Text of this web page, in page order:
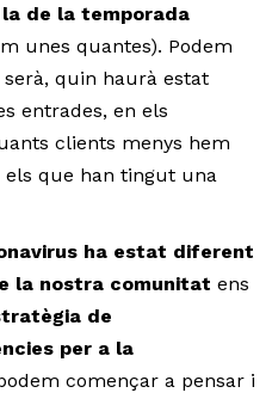
de la temporada
unes quantes). Podem
quin haurà estat
entrades, en els
clients menys hem
que han tingut una
ha estat diferent
la nostra comunitat ens
de
per a la
començar a pensar i